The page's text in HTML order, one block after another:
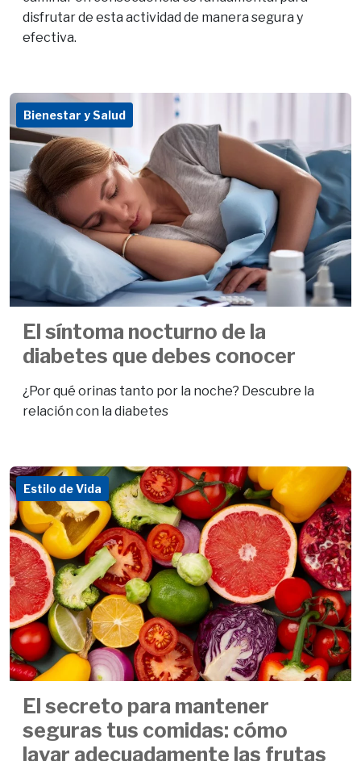
disfrutar de esta actividad de manera segura y
efectiva.
Bienestar y Salud
El síntoma nocturno de la
diabetes que debes conocer
¿Por qué orinas tanto por la noche? Descubre la
relación con la diabetes
Estilo de Vida
El secreto para mantener
seguras tus comidas: cómo
lavar adecuadamente las frutas